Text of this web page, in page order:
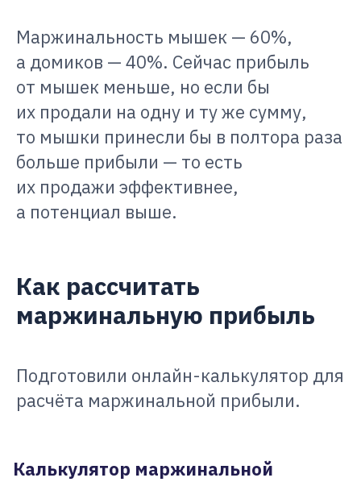
Маржинальность мышек — 60%,
а домиков — 40%. Сейчас прибыль
от мышек меньше, но если бы
их продали на одну и ту же сумму,
то мышки принесли бы в полтора раза
больше прибыли — то есть
их продажи эффективнее,
а потенциал выше.
Как рассчитать
маржинальную прибыль
Подготовили онлайн-калькулятор для
расчёта маржинальной прибыли.
Калькулятор маржинальной